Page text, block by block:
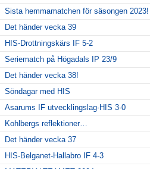
Sista hemmamatchen för säsongen 2023!
Det händer vecka 39
HIS-Drottningskärs IF 5-2
Seriematch på Högadals IP 23/9
Det händer vecka 38!
Söndagar med HIS
Asarums IF utvecklingslag-HIS 3-0
Kohlbergs reflektioner…
Det händer vecka 37
HIS-Belganet-Hallabro IF 4-3